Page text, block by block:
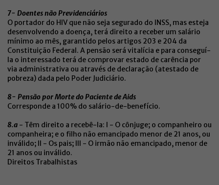
7- Doentes não Previdenciários
O portador do HIV que não seja segurado do INSS, mas esteja
desenvolvendo a doença, terá direito a receber um salário
mínimo ao mês, garantido pelos artigos 203 e 204 da
Constituição Federal. A pensão será vitalícia e para conseguí-
la o interessado terá de comprovar estado de carência por
via administrativa ou através de declaração (atestado de
pobreza) dada pelo Poder Judiciário.
8- Pensão por Morte do Paciente de Aids
Corresponde a 100% do salário-de-benefício.
8.a - Têm direito a recebê-la: I - O cônjuge; o companheiro ou
companheira; e o filho não emancipado menor de 21 anos, ou
inválido; II - Os pais; III - O irmão não emancipado, menor de
21 anos ou inválido.
Direitos Trabalhistas